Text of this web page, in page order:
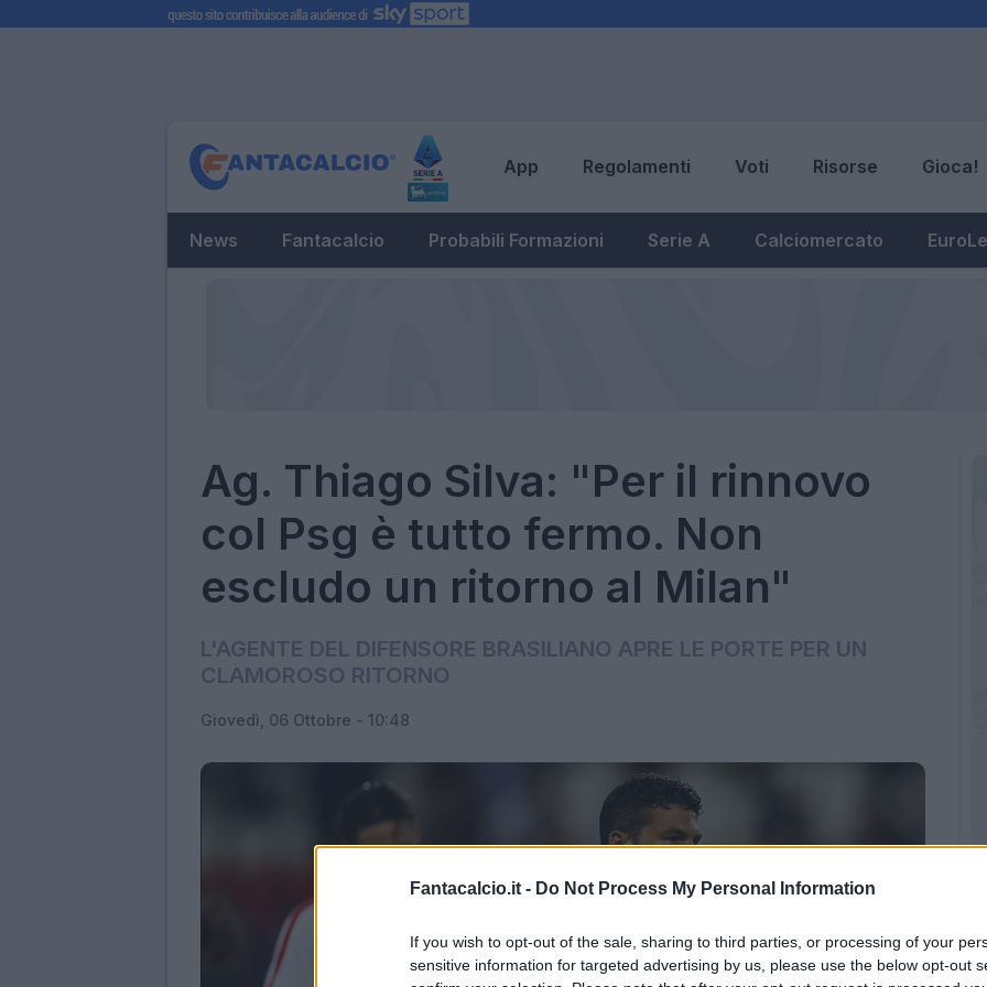
Fantacalcio.it - Do Not Process My Personal Information
If you wish to opt-out of the sale, sharing to third parties, or processing of your
sensitive information for targeted advertising by us, please use the below opt-out
App Regolamenti Voti Risorse Gioca!
News Fantacalcio Probabili Formazioni Serie A Calciomercato
Ag. Thiago Silva: "Per il rinnovo
col Psg è tutto fermo. Non
escludo un ritorno al Milan"
L'AGENTE DEL DIFENSORE BRASILIANO APRE LE PORTE PER UN
CLAMOROSO RITORNO
Giovedì, 06 Ottobre - 10:48